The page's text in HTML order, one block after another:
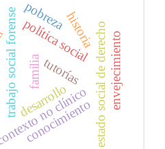
trabajo social forense no clínico
familia
política social
pobreza
estado social de derecho
tutorías envejecimiento
conocimiento
desarrollo
historia